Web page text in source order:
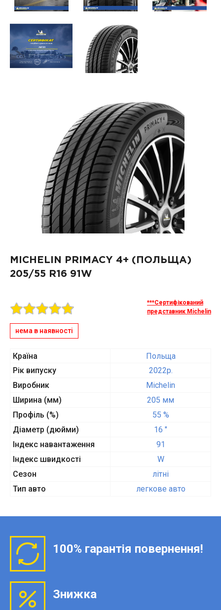
MICHELIN PRIMACY 4+ (ПОЛЬЩА)
205/55 R16 91W
***Сертифікований
представник Michelin
нема в наявності
Країна
Польща
Рік випуску
2022p.
Виробник
Michelin
Ширина (мм)
205 мм
Профіль (%)
55 %
Діаметр (дюйми)
16 "
Індекс навантаження
91
Індекс швидкості
W
Сезон
літні
Тип авто
легкове авто
100% гарантія повернення!
Знижка